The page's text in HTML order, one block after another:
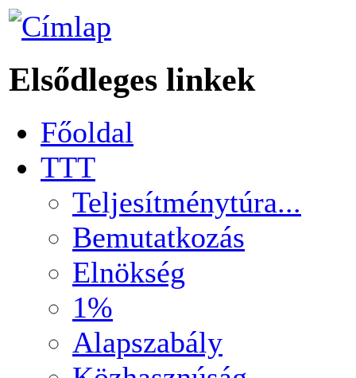
Elsődleges linkek
Főoldal
TTT
Teljesítménytúra...
Bemutatkozás
Elnökség
1%
Alapszabály